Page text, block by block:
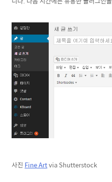
사진 Fine Artvia Shutterstock